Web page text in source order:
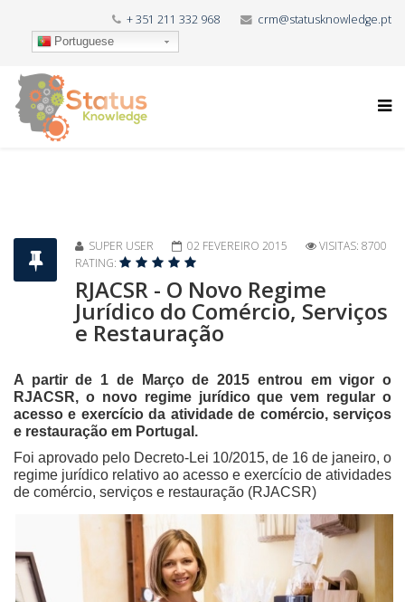
+ 351 211 332 968 crm@statusknowledge.pt
Portuguese
SUPER USER 02 FEVEREIRO 2015
VISITAS: 8700
RATING:
RJACSR - O Novo Regime
Jurídico do Comércio, Serviços
e Restauração
A partir de 1 de Março de 2015 entrou em vigor o
RJACSR, o novo regime jurídico que vem regular o
acesso e exercício da atividade de comércio, serviços
e restauração em Portugal.
Foi aprovado pelo Decreto-Lei 10/2015, de 16 de janeiro, o
regime jurídico relativo ao acesso e exercício de atividades
de comércio, serviços e restauração (RJACSR)